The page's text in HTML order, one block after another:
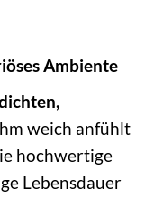
Ambiente
weich anfühlt
hochwertige
Lebensdauer